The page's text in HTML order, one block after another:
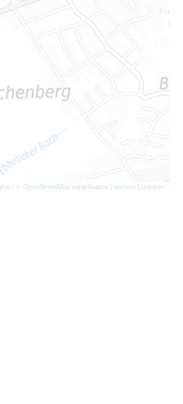
OpenStreetMapcontributors | weitere Lizenzen